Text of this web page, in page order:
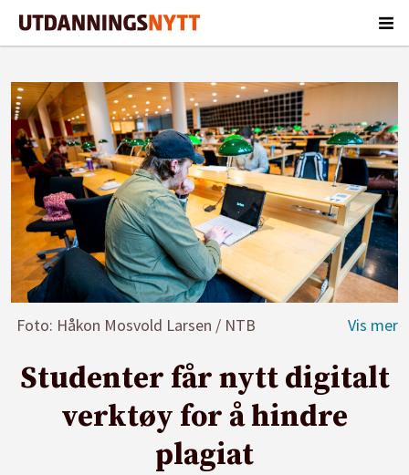
Foto: Håkon Mosvold Larsen / NTB
Studenter får nytt digitalt
verktøy for å hindre
plagiat